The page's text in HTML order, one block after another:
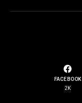
FACEBOOK
2K